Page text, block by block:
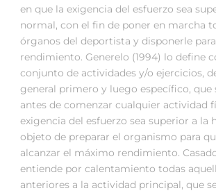
en que la exigencia del esfuerzo sea
normal, con el fin de poner en marcha
órganos del deportista y disponerle
rendimiento. Generelo (1994) lo define
conjunto de actividades y/o ejercicios,
general primero y luego específico, que
antes de comenzar cualquier actividad
exigencia del esfuerzo sea superior a la
objeto de preparar el organismo para
alcanzar el máximo rendimiento.
entiende por calentamiento todas
anteriores a la actividad principal, que